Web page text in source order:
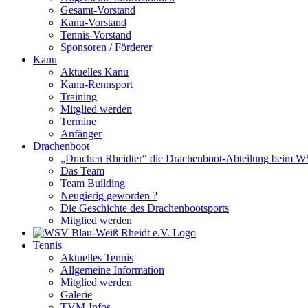
Gesamt-Vorstand
Kanu-Vorstand
Tennis-Vorstand
Sponsoren / Förderer
Kanu
Aktuelles Kanu
Kanu-Rennsport
Training
Mitglied werden
Termine
Anfänger
Drachenboot
„Drachen Rheidter“ die Drachenboot-Abteilung beim
Das Team
Team Building
Neugierig geworden ?
Die Geschichte des Drachenbootsports
Mitglied werden
Tennis
Aktuelles Tennis
Allgemeine Information
Mitglied werden
Galerie